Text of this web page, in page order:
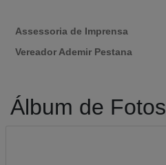
Assessoria de Imprensa
Vereador Ademir Pestana
Álbum de Fotos